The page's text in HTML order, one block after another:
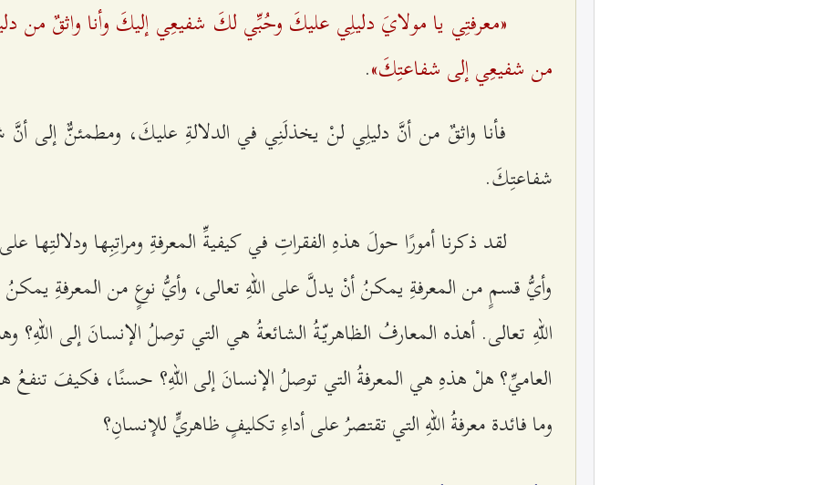
«معرفتِي يا مولايَ دليلِي عليكَ وحُبِّي لكَ شفيعِي إليكَ وأنا واثقٌ من
من شفيعِي إلى شفاعتِكَ».
فأنا واثقٌ من أنَّ دليلِي لنْ يخذلَنِي في الدلالةِ عليكَ، ومطمئنٌّ إلى
شفاعتِكَ.
لقد ذكرنا أمورًا حولَ هذهِ الفقراتِ في كيفيةِّ المعرفةِ ومراتِبِها ودلالتِها
وأيُّ قسمٍ من المعرفةِ يمكنُ أنْ يدلَّ على اللهِ تعالى، وأيُّ نوعٍ من المعرفةِ
اللهِ تعالى. أهذه المعارفُ الظاهريّةُ الشائعةُ هي التي توصلُ الإنسانَ إلى
العاميِّ؟ هلْ هذهِ هي المعرفةُ التي توصلُ الإنسانَ إلى اللهِ؟ حسنًا، فكيفَ تنفعُ
وما فائدة معرفةُ اللهِ التي تقتصرُ على أداءِ تكليفٍ ظاهريٍّ للإنسانِ؟